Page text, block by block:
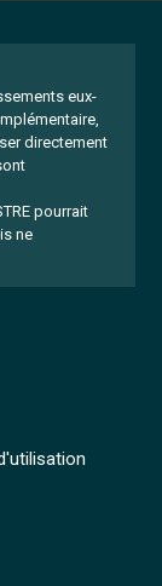
eux-
directement
pourrait
ne